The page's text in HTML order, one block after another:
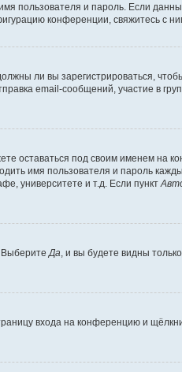
пользователя и пароль. Если
конференции, свяжитесь с
ли вы зарегистрироваться,
email-сообщений, участие в
оставаться под своим именем на
имя пользователя и пароль
университете и т.д. Если пункт
. Выберите Да , и вы будете видны
входа на конференцию и